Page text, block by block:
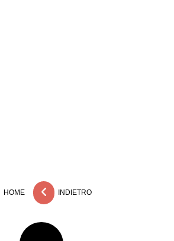
HOME INDIETRO